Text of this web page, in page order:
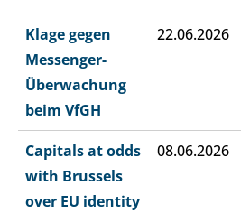
Klage gegen
Messenger-
Überwachung
beim VfGH
22.06.2026
Capitals at odds
with Brussels
over EU identity
08.06.2026